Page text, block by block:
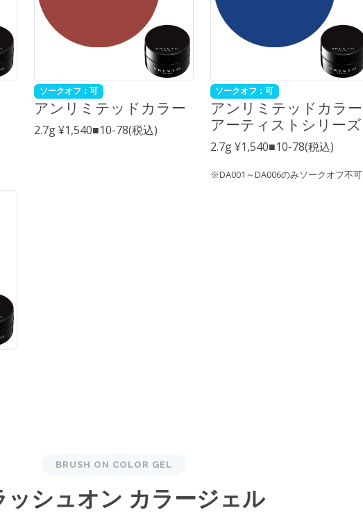
ソークオフ：可
アンリミテッドカラー
2.7g ¥1,540■10-78(税込)
ソークオフ：可
アンリミテッドカラー
アーティストシリーズ
2.7g ¥1,540■10-78(税込)
※DA001～DA006のみソークオフ不可
BRUSH ON COLOR GEL
ッシュオン カラージェル